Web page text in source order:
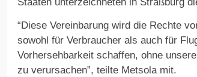
“Diese Vereinbarung wird die Rechte
sowohl für Verbraucher als auch für
Vorhersehbarkeit schaffen, ohne
zu verursachen”, teilte Metsola mit.